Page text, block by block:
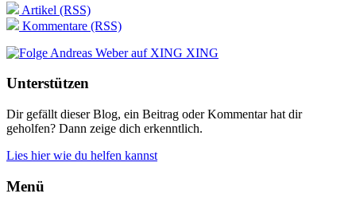
Artikel (RSS)
Kommentare (RSS)
XING
Unterstützen
Dir gefällt dieser Blog, ein Beitrag oder Kommentar hat dir
geholfen? Dann zeige dich erkenntlich.
Lies hier wie du helfen kannst
Menü